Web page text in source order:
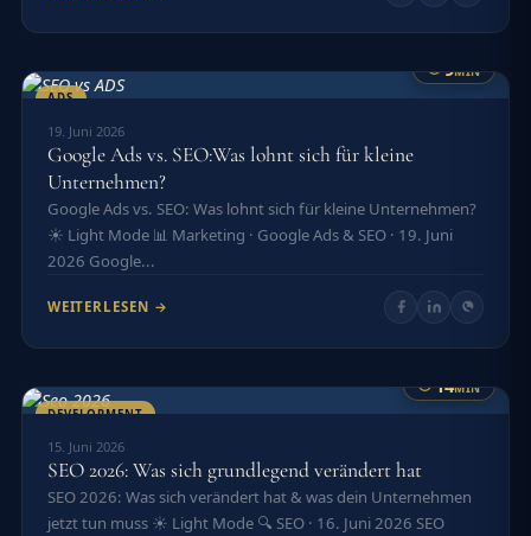
ADS
9MIN
19. Juni 2026
Google Ads vs. SEO:Was lohnt sich für kleine
Unternehmen?
Google Ads vs. SEO: Was lohnt sich für kleine Unternehmen?
☀️ Light Mode 📊 Marketing · Google Ads & SEO · 19. Juni
2026 Google...
WEITERLESEN →
DEVELOPMENT
14MIN
15. Juni 2026
SEO 2026: Was sich grundlegend verändert hat
SEO 2026: Was sich verändert hat & was dein Unternehmen
jetzt tun muss ☀️ Light Mode 🔍 SEO · 16. Juni 2026 SEO